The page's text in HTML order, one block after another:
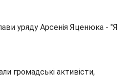
уряду Арсенія Яценюка - "Я
громадські активісти,